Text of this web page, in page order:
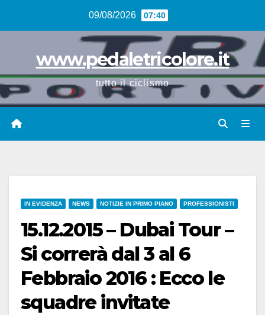
09/08/2026 07:40
www.pedaletricolore.it
tutto il ciclismo
IN EVIDENZA NEWS NOTIZIE IN PRIMO PIANO PROFESSIONISTI
15.12.2015 – Dubai Tour –
Si correrà dal 3 al 6
Febbraio 2016 : Ecco le
squadre invitate